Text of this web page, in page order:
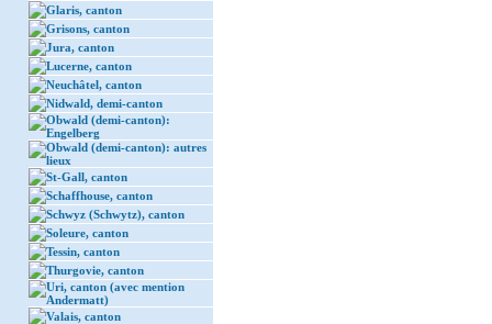
Glaris, canton
Grisons, canton
Jura, canton
Lucerne, canton
Neuchâtel, canton
Nidwald, demi-canton
Obwald (demi-canton):
Engelberg
Obwald (demi-canton): autres
lieux
St-Gall, canton
Schaffhouse, canton
Schwyz (Schwytz), canton
Soleure, canton
Tessin, canton
Thurgovie, canton
Uri, canton (avec mention
Andermatt)
Valais, canton